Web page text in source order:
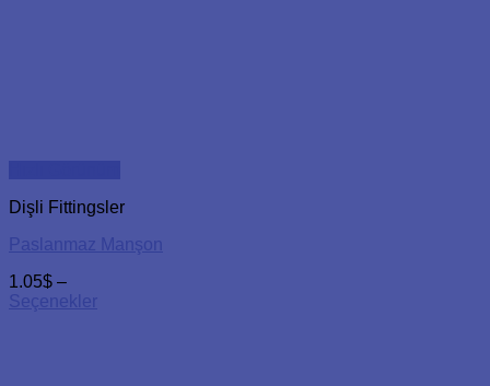
Dişli Fittingsler
Paslanmaz Manşon
1.05$ –
Seçenekler